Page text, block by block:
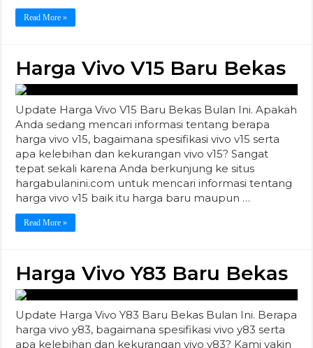
Read More »
Harga Vivo V15 Baru Bekas
Update Harga Vivo V15 Baru Bekas Bulan Ini. Apakah
Anda sedang mencari informasi tentang berapa
harga vivo v15, bagaimana spesifikasi vivo v15 serta
apa kelebihan dan kekurangan vivo v15? Sangat
tepat sekali karena Anda berkunjung ke situs
hargabulanini.com untuk mencari informasi tentang
harga vivo v15 baik itu harga baru maupun …
Read More »
Harga Vivo Y83 Baru Bekas
Update Harga Vivo Y83 Baru Bekas Bulan Ini. Berapa
harga vivo y83, bagaimana spesifikasi vivo y83 serta
apa kelebihan dan kekurangan vivo y83? Kami yakin